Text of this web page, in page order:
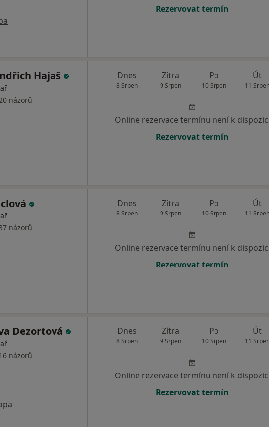
Rezervovat termín
Hajaš
20 názorů
Dnes
8 Srpen
Zítra
9 Srpen
Po
10 Srpen
Út
11 Srpen
Online rezervace termínu není k dispozici
Rezervovat termín
37 názorů
Dnes
8 Srpen
Zítra
9 Srpen
Po
10 Srpen
Út
11 Srpen
Online rezervace termínu není k dispozici
Rezervovat termín
Dezortová
16 názorů
Dnes
8 Srpen
Zítra
9 Srpen
Po
10 Srpen
Út
11 Srpen
Online rezervace termínu není k dispozici
Rezervovat termín